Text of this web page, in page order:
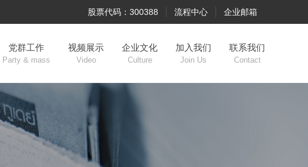
企业邮箱
流程中心
股票代码：300388
党群工作
Party & mass
视频展示
Video
企业文化
Culture
加入我们
Join Us
联系我们
Contact